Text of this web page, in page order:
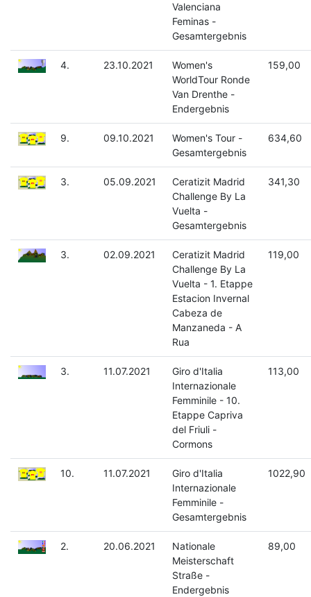
Valenciana
Feminas -
Gesamtergebnis
4. 23.10.2021
Women's
WorldTour Ronde
Van Drenthe -
Endergebnis
159,00
9. 09.10.2021
Women's Tour -
Gesamtergebnis
634,60
3. 05.09.2021
Ceratizit Madrid
Challenge By La
Vuelta -
Gesamtergebnis
341,30
3. 02.09.2021
Ceratizit Madrid
Challenge By La
Vuelta - 1. Etappe
Estacion Invernal
Cabeza de
Manzaneda - A
Rua
119,00
3. 11.07.2021
Giro d'Italia
Internazionale
Femminile - 10.
Etappe Capriva
del Friuli -
Cormons
113,00
10. 11.07.2021
Giro d'Italia
Internazionale
Femminile -
Gesamtergebnis
1022,90
2. 20.06.2021
Nationale
Meisterschaft
Straße -
Endergebnis
89,00